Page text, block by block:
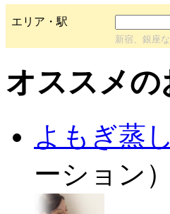
エリア・駅
新宿、銀座
オススメの
よもぎ蒸
ーション）